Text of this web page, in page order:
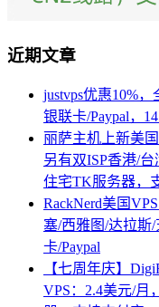
近期文章
justvps优惠10%
银联卡/Paypal，
丽萨主机上新美
另有双ISP香港/
住宅TK服务器，
RackNerd美国
塞/西雅图/达拉斯
卡/Paypal
【七周年庆】
VPS：2.4美元/月